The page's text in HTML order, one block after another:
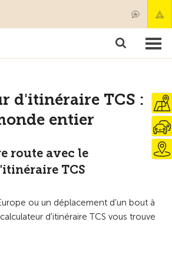
d'itinéraire TCS :
entier
route avec le
TCS
ou un déplacement d’un bout à
calculateur d'itinéraire TCS vous trouve